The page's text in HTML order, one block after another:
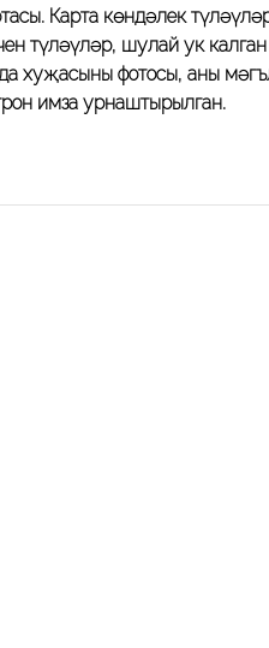
Карта көндәлек
түләүләр, шулай ук
хуҗасының фотосы, аның
имза урнаштырылган.